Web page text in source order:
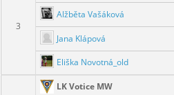
3
Alžběta Vašáková
Jana Klápová
Eliška Novotná_old
LK Votice MW